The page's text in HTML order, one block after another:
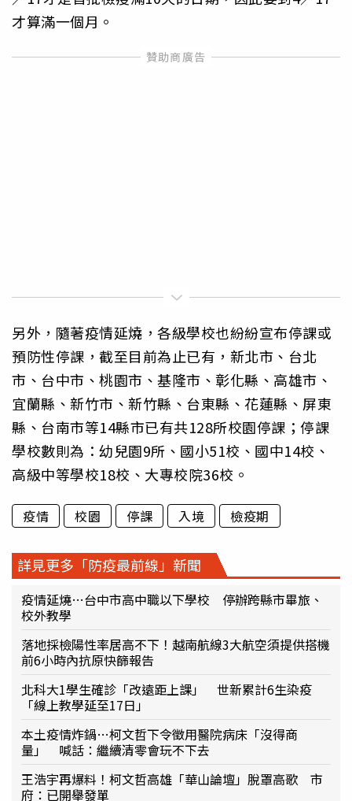
才算滿一個月。
另外，隨著疫情延燒，各級學校也紛紛宣布停課或
預防性停課，截至目前為止已有，新北市、台北
市、台中市、桃園市、基隆市、彰化縣、高雄市、
宜蘭縣、新竹市、新竹縣、台東縣、花蓮縣、屏東
縣、台南市等14縣市已有共128所校園停課；停課
學校數則為：幼兒園9所、國小51校、國中14校、
高級中等學校18校、大專校院36校。
疫情 校園 停課 入境 檢疫期
詳見更多「防疫最前線」新聞
疫情延燒…台中市高中職以下學校 停辦跨縣市畢旅、
校外教學
落地採檢陽性率居高不下！越南航線3大航空須提供搭機
前6小時內抗原快篩報告
北科大1學生確診「改遠距上課」 世新累計6生染疫
「線上教學延至17日」
本土疫情炸鍋…柯文哲下令徵用醫院病床「沒得商
量」 喊話：繼續清零會玩不下去
王浩宇再爆料！柯文哲高雄「華山論壇」脫罩高歌 市
府：已開舉發單